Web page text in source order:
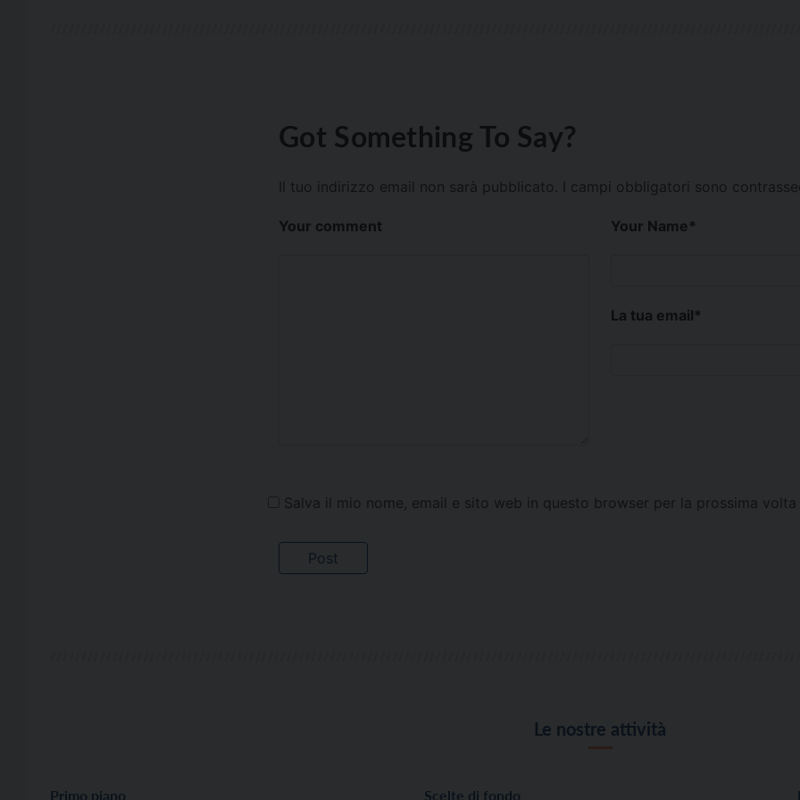
Got Something To Say?
Il tuo indirizzo email non sarà pubblicato. I campi obbligatori sono
Your comment Your Name*
La tua email*
Salva il mio nome, email e sito web in questo browser per la prossima
Le nostre attività
Primo piano Scelte di fondo